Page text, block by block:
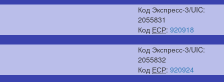
Код Экспресс-3/UIC:
2055831
Код ЕСР:920918
Код Экспресс-3/UIC:
2055832
Код ЕСР:920924